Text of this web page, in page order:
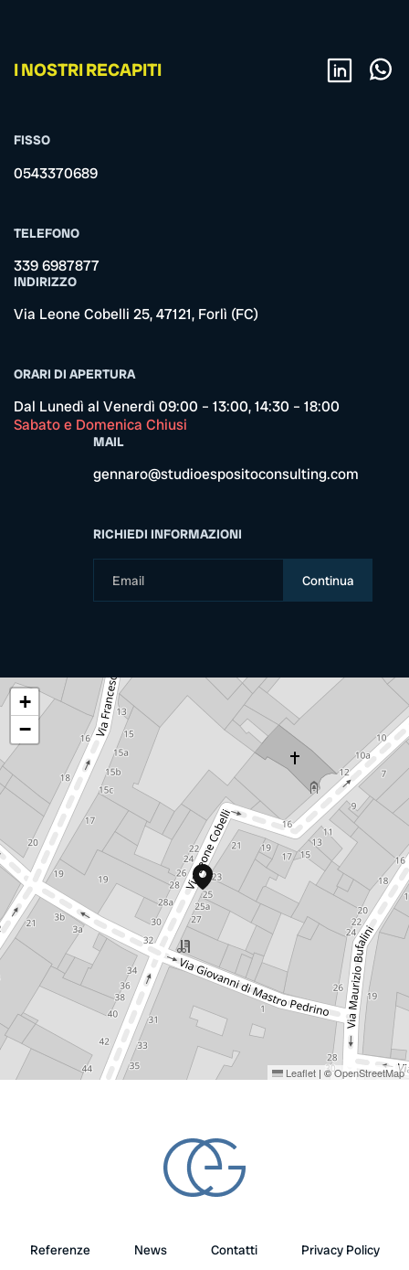
I NOSTRI RECAPITI
FISSO
0543370689
TELEFONO
339 6987877
INDIRIZZO
Via Leone Cobelli 25, 47121, Forlì (FC)
ORARI DI APERTURA
Dal Lunedì al Venerdì 09:00 – 13:00, 14:30 – 18:00
Sabato e Domenica Chiusi
MAIL
gennaro@studioespositoconsulting.com
RICHIEDI INFORMAZIONI
Continua
+
−
Leaflet | ©OpenStreetMap
Referenze News Contatti Privacy Policy